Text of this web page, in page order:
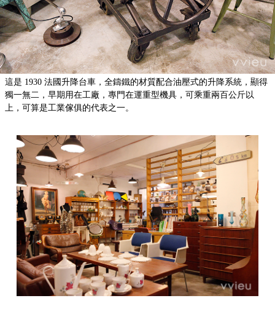
這是 1930 法國升降台車，全鑄鐵的材質配合油壓式的升降系統，顯得
獨一無二，早期用在工廠，專門在運重型機具，可乘重兩百公斤以
上，可算是工業傢俱的代表之一。